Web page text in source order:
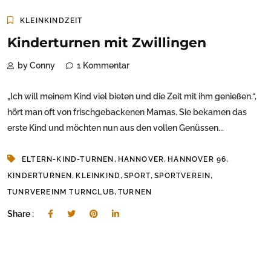
KLEINKINDZEIT
Kinderturnen mit Zwillingen
by Conny 1 Kommentar
„Ich will meinem Kind viel bieten und die Zeit mit ihm genießen.“,
hört man oft von frischgebackenen Mamas. Sie bekamen das
erste Kind und möchten nun aus den vollen Genüssen...
ELTERN-KIND-TURNEN , HANNOVER, HANNOVER 96,
KINDERTURNEN, KLEINKIND,SPORT,SPORTVEREIN,
TUNRVEREINM TURNCLUB, TURNEN
Share :